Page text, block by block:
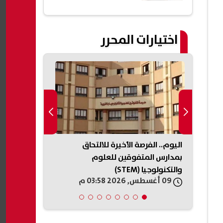
اختيارات المحرر
اليوم.. الفرصة الأخيرة للالتحاق
بمدارس المتفوقين للعلوم
والتكنولوجيا (STEM)